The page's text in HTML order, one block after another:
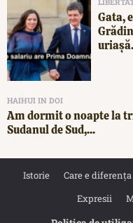
Gata,
HAIHUI IN DOI
Am dormit o noapte la
Sudanul de Sud,...
Istorie Care e diferența
Expresii